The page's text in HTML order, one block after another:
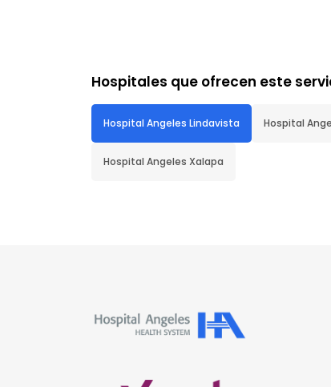
Hospitales que ofrecen este
Hospital Angeles Lindavista Hospital
Hospital Angeles Xalapa